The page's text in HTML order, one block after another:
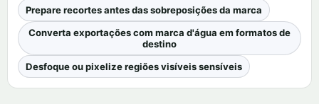
Prepare recortes antes das sobreposições da marca
Converta exportações com marca d'água em formatos de
destino
Desfoque ou pixelize regiões visíveis sensíveis